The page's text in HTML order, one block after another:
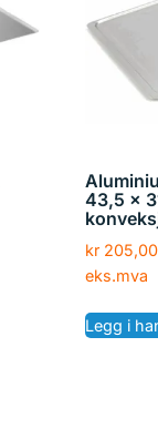
43,5 x
kr205,00
eks.mva
Legg i